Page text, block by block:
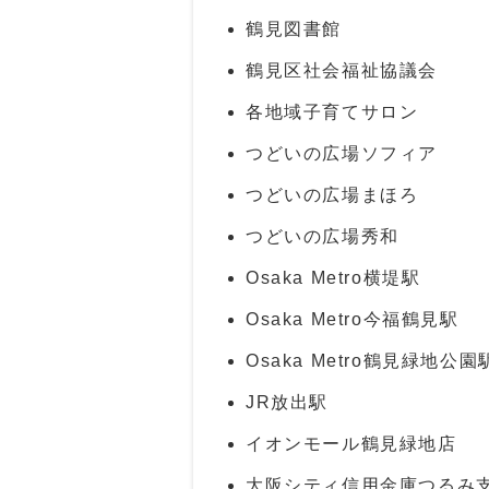
鶴見図書館
鶴見区社会福祉協議会
各地域子育てサロン
つどいの広場ソフィア
つどいの広場まほろ
つどいの広場秀和
Osaka Metro横堤駅
Osaka Metro今福鶴見駅
Osaka Metro鶴見緑地公園
JR放出駅
イオンモール鶴見緑地店
大阪シティ信用金庫つるみ